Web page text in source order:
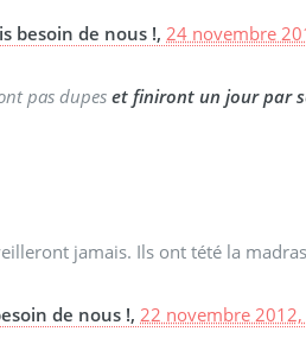
besoin de nous !,24 novembre
pas dupeset finiront un jour par
jamais. Ils ont tété la
de nous !,22 novembre